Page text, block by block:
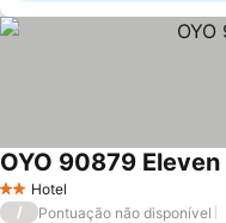
2 Estrelas
Hotel
OYO 90879 Eleven
/ Pontuação não disponível